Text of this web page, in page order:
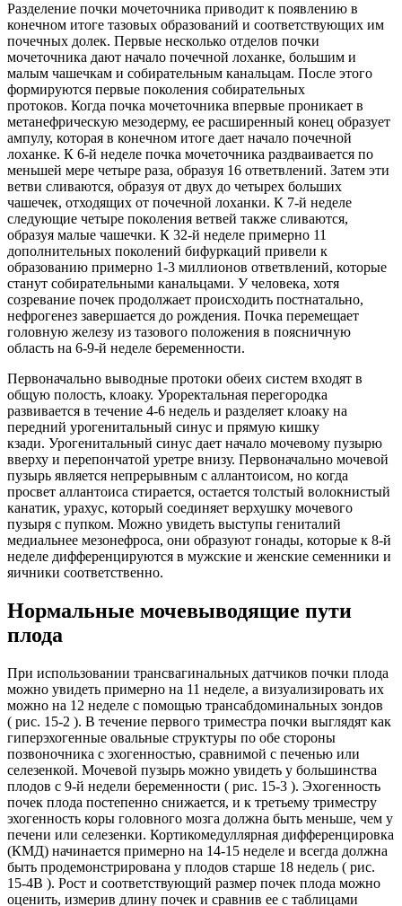
Разделение почки мочеточника приводит к появлению в
конечном итоге тазовых образований и соответствующих им
почечных долек. Первые несколько отделов почки
мочеточника дают начало почечной лоханке, большим и
малым чашечкам и собирательным канальцам. После этого
формируются первые поколения собирательных
протоков. Когда почка мочеточника впервые проникает в
метанефрическую мезодерму, ее расширенный конец образует
ампулу, которая в конечном итоге дает начало почечной
лоханке. К 6-й неделе почка мочеточника раздваивается по
меньшей мере четыре раза, образуя 16 ответвлений. Затем эти
ветви сливаются, образуя от двух до четырех больших
чашечек, отходящих от почечной лоханки. К 7-й неделе
следующие четыре поколения ветвей также сливаются,
образуя малые чашечки. К 32-й неделе примерно 11
дополнительных поколений бифуркаций привели к
образованию примерно 1-3 миллионов ответвлений, которые
станут собирательными канальцами. У человека, хотя
созревание почек продолжает происходить постнатально,
нефрогенез завершается до рождения. Почка перемещает
головную железу из тазового положения в поясничную
область на 6-9-й неделе беременности.
Первоначально выводные протоки обеих систем входят в
общую полость, клоаку. Уроректальная перегородка
развивается в течение 4-6 недель и разделяет клоаку на
передний урогенитальный синус и прямую кишку
кзади. Урогенитальный синус дает начало мочевому пузырю
вверху и перепончатой уретре внизу. Первоначально мочевой
пузырь является непрерывным с аллантоисом, но когда
просвет аллантоиса стирается, остается толстый волокнистый
канатик, урахус, который соединяет верхушку мочевого
пузыря с пупком. Можно увидеть выступы гениталий
медиальнее мезонефроса, они образуют гонады, которые к 8-й
неделе дифференцируются в мужские и женские семенники и
яичники соответственно.
Нормальные мочевыводящие пути
плода
При использовании трансвагинальных датчиков почки плода
можно увидеть примерно на 11 неделе, а визуализировать их
можно на 12 неделе с помощью трансабдоминальных зондов
( рис. 15-2 ). В течение первого триместра почки выглядят как
гиперэхогенные овальные структуры по обе стороны
позвоночника с эхогенностью, сравнимой с печенью или
селезенкой. Мочевой пузырь можно увидеть у большинства
плодов с 9-й недели беременности ( рис. 15-3 ). Эхогенность
почек плода постепенно снижается, и к третьему триместру
эхогенность коры головного мозга должна быть меньше, чем у
печени или селезенки. Кортикомедуллярная дифференцировка
(КМД) начинается примерно на 14-15 неделе и всегда должна
быть продемонстрирована у плодов старше 18 недель ( рис.
15-4B ). Рост и соответствующий размер почек плода можно
оценить, измерив длину почек и сравнив ее с таблицами